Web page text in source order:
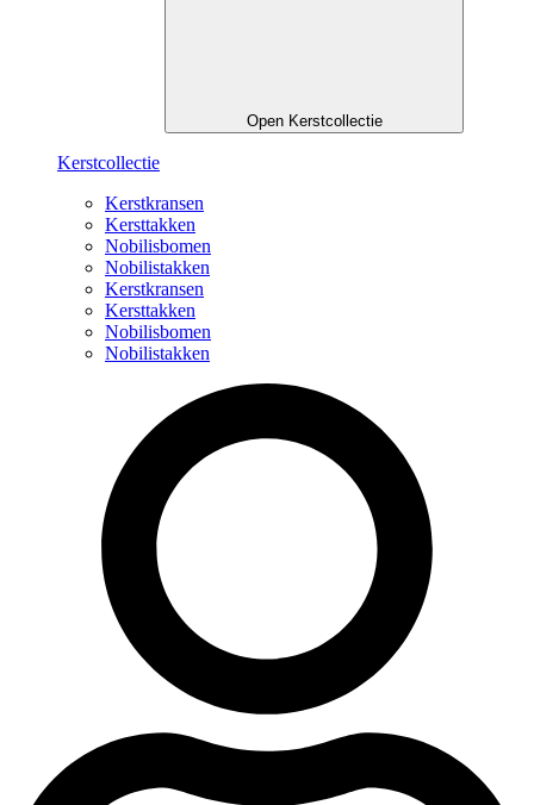
Open Kerstcollectie
Kerstcollectie
Kerstkransen
Kersttakken
Nobilisbomen
Nobilistakken
Kerstkransen
Kersttakken
Nobilisbomen
Nobilistakken